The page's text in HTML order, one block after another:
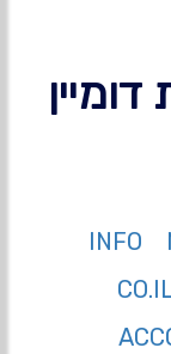
דומיין
INFO